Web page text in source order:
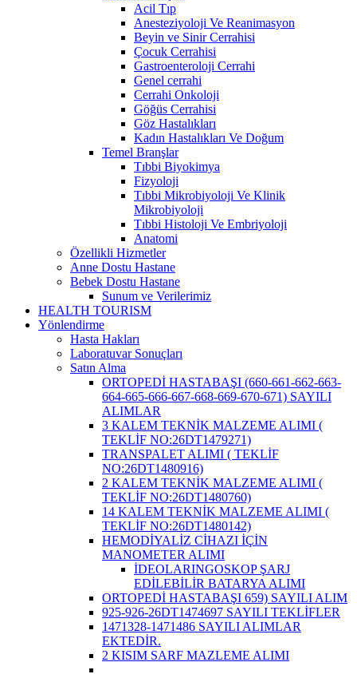
Acil Tıp
Anesteziyoloji Ve Reanimasyon
Beyin ve Sinir Cerrahisi
Çocuk Cerrahisi
Gastroenteroloji Cerrahi
Genel cerrahi
Cerrahi Onkoloji
Göğüs Cerrahisi
Göz Hastalıkları
Kadın Hastalıkları Ve Doğum
Temel Branşlar
Tıbbi Biyokimya
Fizyoloji
Tıbbi Mikrobiyoloji Ve Klinik
Mikrobiyoloji
Tıbbi Histoloji Ve Embriyoloji
Anatomi
Özellikli Hizmetler
Anne Dostu Hastane
Bebek Dostu Hastane
Sunum ve Verilerimiz
HEALTH TOURISM
Yönlendirme
Hasta Hakları
Laboratuvar Sonuçları
Satın Alma
ORTOPEDİ HASTABAŞI (660-661-662-663-
664-665-666-667-668-669-670-671) SAYILI
ALIMLAR
3 KALEM TEKNİK MALZEME ALIMI (
TEKLİF NO:26DT1479271)
TRANSPALET ALIMI ( TEKLİF
NO:26DT1480916)
2 KALEM TEKNİK MALZEME ALIMI (
TEKLİF NO:26DT1480760)
14 KALEM TEKNİK MALZEME ALIMI (
TEKLİF NO:26DT1480142)
HEMODİYALİZ CİHAZI İÇİN
MANOMETER ALIMI
İDEOLARINGOSKOP ŞARJ
EDİLEBİLİR BATARYA ALIMI
ORTOPEDİ HASTABAŞI 659) SAYILI ALIM
925-926-26DT1474697 SAYILI TEKLİFLER
1471328-1471486 SAYILI ALIMLAR
EKTEDİR.
2 KISIM SARF MAZLEME ALIMI